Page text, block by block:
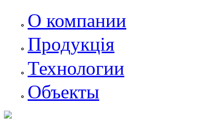
О компании
Продукція
Технологии
Объекты